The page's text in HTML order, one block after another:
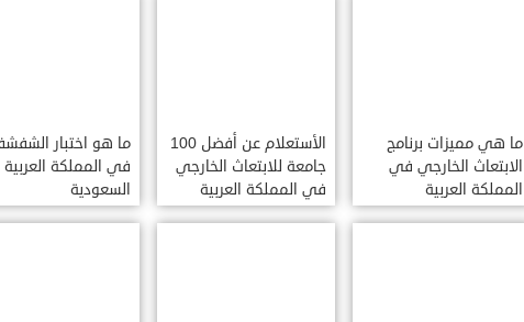
ما هي مميزات برنامج
الابتعاث الخارجي في
المملكة العربية
السعودية
الأستعلام عن أفضل 100
جامعة للابتعاث الخارجي
في المملكة العربية
السعودية
ما هو اختبار
في المملكة العربية
السعودية